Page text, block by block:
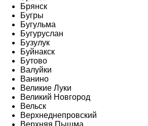
Брянск
Бугры
Бугульма
Бугуруслан
Бузулук
Буйнакск
Бутово
Валуйки
Ванино
Великие Луки
Великий Новгород
Вельск
Верхнеднепровский
Верхняя Пышма